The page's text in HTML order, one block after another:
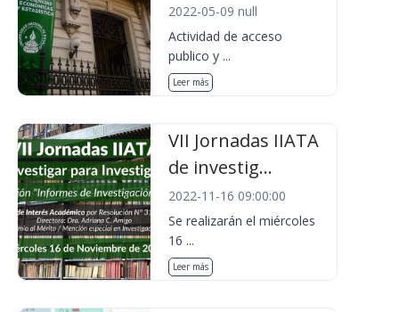
2022-05-09 null
Actividad de acceso
publico y ...
Leer más
VII Jornadas IIATA
de investig...
2022-11-16 09:00:00
Se realizarán el miércoles
16 ...
Leer más